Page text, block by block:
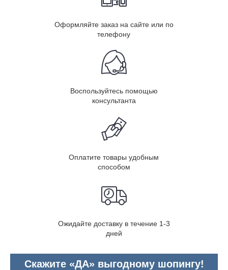
Оформляйте заказ на сайте или по
телефону
Воспользуйтесь помощью
консультанта
Оплатите товары удобным
способом
Ожидайте доставку в течение 1-3
дней
Скажите «ДА» выгодному шопингу!